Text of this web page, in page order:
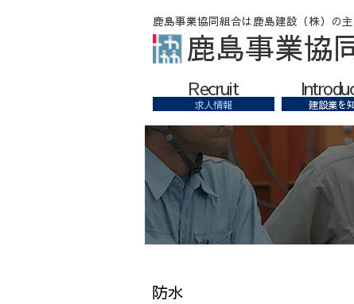
鹿島事業協
Recruit
求人情報 建設業を
防水